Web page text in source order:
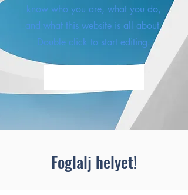
know who you are, what you do,
and what this website is all about.
Double click to start editing.
Foglalj helyet!